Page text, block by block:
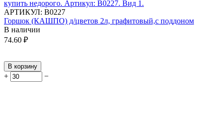
АРТИКУЛ: В0227
Горшок (КАШПО) д/цветов 2л, графитовый,с поддоном
В наличии
74.60 ₽
В корзину
+ −